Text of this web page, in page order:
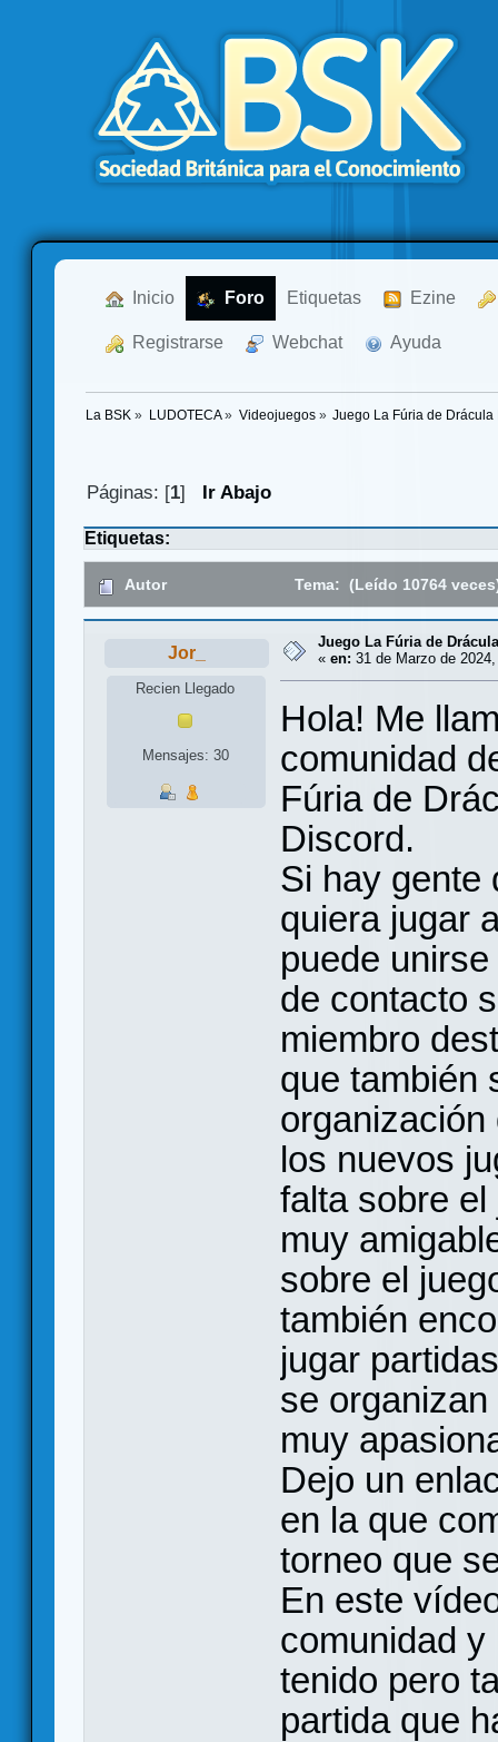
Inicio Foro Etiquetas Ezine
Registrarse Webchat Ayuda
La BSK » LUDOTECA» Videojuegos» Juego La Fúria de
Páginas: [1] Ir Abajo
Etiquetas:
Autor Tema: (Leído 10764
Jor_
Recien Llegado
Mensajes: 30
Juego La Fúria de
« en: 31 de Marzo de
Hola! Me
comunidad
Fúria de
Discord.
Si hay gente
quiera jugar
puede
de contacto
miembro
que también
los nuevos
falta sobre
muy
sobre el
también
jugar
se
muy
Dejo un
en la que
torneo que
En este
comunidad
tenido pero
partida que